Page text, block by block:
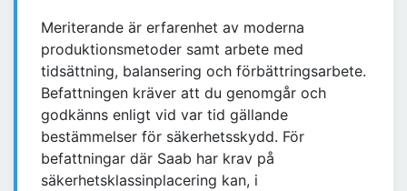
Meriterande är erfarenhet av moderna
produktionsmetoder samt arbete med
tidsättning, balansering och förbättringsarbete.
Befattningen kräver att du genomgår och
godkänns enligt vid var tid gällande
bestämmelser för säkerhetsskydd. För
befattningar där Saab har krav på
säkerhetsklassinplacering kan, i